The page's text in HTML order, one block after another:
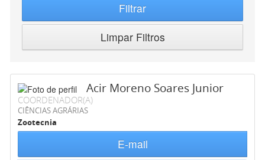
Filtrar
Limpar Filtros
Acir Moreno Soares Junior
COORDENADOR(A)
CIÊNCIAS AGRÁRIAS
Zootecnia
E-mail